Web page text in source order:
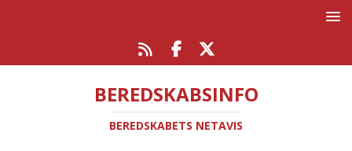
BEREDSKABSINFO
BEREDSKABETS NETAVIS